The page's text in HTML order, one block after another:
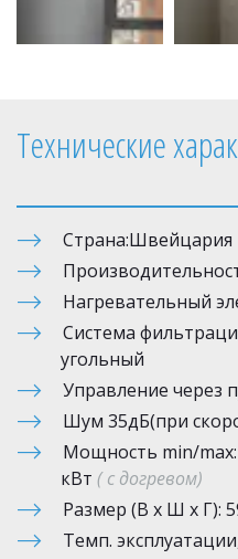
Технические
Страна:Швейцария
Нагревательный
Система
угольный
Управление через
Шум 35дБ(при
Мощность min/max:
кВт ( с догревом)
Размер (В х Ш х Г):
Темп.